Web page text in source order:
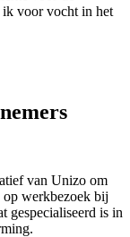
ik voor vocht in het
van Unizo om
op werkbezoek bij
gespecialiseerd is in